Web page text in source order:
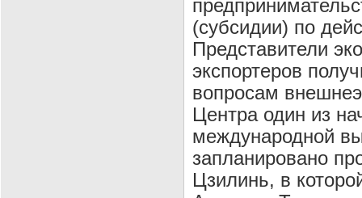
(субсидии) по
Представители
экспортеров
вопросам
Центра один из
международной
запланировано
Цзилинь, в